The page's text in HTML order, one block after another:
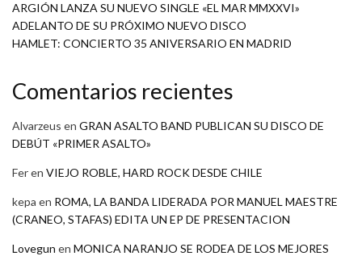
ARGIÓN LANZA SU NUEVO SINGLE «EL MAR MMXXVI»
ADELANTO DE SU PRÓXIMO NUEVO DISCO
HAMLET: CONCIERTO 35 ANIVERSARIO EN MADRID
Comentarios recientes
Alvarzeus en GRAN ASALTO BAND PUBLICAN SU DISCO DE
DEBÚT «PRIMER ASALTO»
Feren VIEJO ROBLE, HARD ROCK DESDE CHILE
kepa en ROMA, LA BANDA LIDERADA POR MANUEL MAESTRE
(CRANEO, STAFAS) EDITA UN EP DE PRESENTACION
Lovegun en MONICA NARANJO SE RODEA DE LOS MEJORES